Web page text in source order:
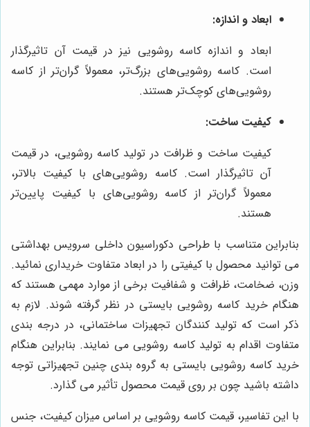
ابعاد و اندازه:
ابعاد و اندازه کاسه روشویی نیز در قیمت آن تاثیرگذار
است. کاسه روشویی‌های بزرگ‌تر، معمولاً گران‌تر از کاسه
روشویی‌های کوچک‌تر هستند.
کیفیت ساخت:
کیفیت ساخت و ظرافت در تولید کاسه روشویی، در قیمت
آن تاثیرگذار است. کاسه روشویی‌های با کیفیت بالاتر،
معمولاً گران‌تر از کاسه روشویی‌های با کیفیت پایین‌تر
هستند.
بنابراین متناسب با طراحی دکوراسیون داخلی سرویس بهداشتی
می توانید محصول با کیفیتی را در ابعاد متفاوت خریداری نمائید.
وزن، ضخامت، ظرافت و شفافیت برخی از موارد مهمی هستند که
هنگام خرید کاسه روشویی بایستی در نظر گرفته شوند. لازم به
ذکر است که تولید کنندگان تجهیزات ساختمانی، در درجه بندی
متفاوت اقدام به تولید کاسه روشویی می نمایند. بنابراین هنگام
خرید کاسه روشویی بایستی به گروه بندی چنین تجهیزاتی توجه
داشته باشید چون بر روی قیمت محصول تأثیر می گذارد.
با این تفاسیر، قیمت کاسه روشویی بر اساس میزان کیفیت، جنس